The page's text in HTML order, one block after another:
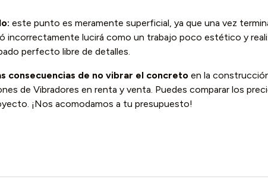
este punto es meramente superficial, ya que una vez
incorrectamente lucirá como un trabajo poco estético y
perfecto libre de detalles.
consecuencias de no vibrar el concreto en la
de Vibradores en renta y venta. Puedes comparar los
¡Nos acomodamos a tu presupuesto!